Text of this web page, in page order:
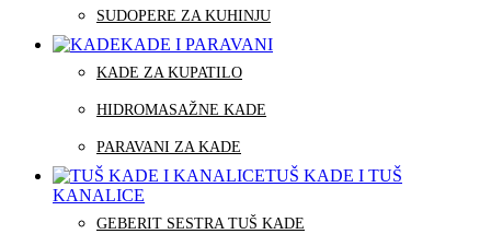
SUDOPERE ZA KUHINJU
KADE I PARAVANI
KADE ZA KUPATILO
HIDROMASAŽNE KADE
PARAVANI ZA KADE
TUŠ KADE I TUŠ
KANALICE
GEBERIT SESTRA TUŠ KADE